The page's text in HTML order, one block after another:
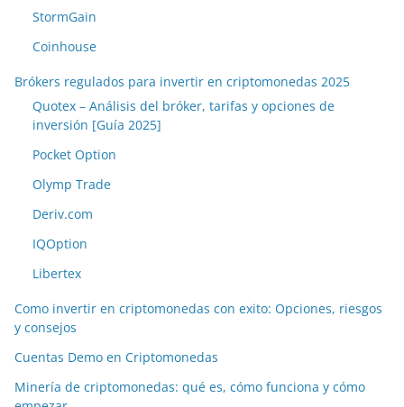
StormGain
Coinhouse
Brókers regulados para invertir en criptomonedas 2025
Quotex – Análisis del bróker, tarifas y opciones de
inversión [Guía 2025]
Pocket Option
Olymp Trade
Deriv.com
IQOption
Libertex
Como invertir en criptomonedas con exito: Opciones, riesgos
y consejos
Cuentas Demo en Criptomonedas
Minería de criptomonedas: qué es, cómo funciona y cómo